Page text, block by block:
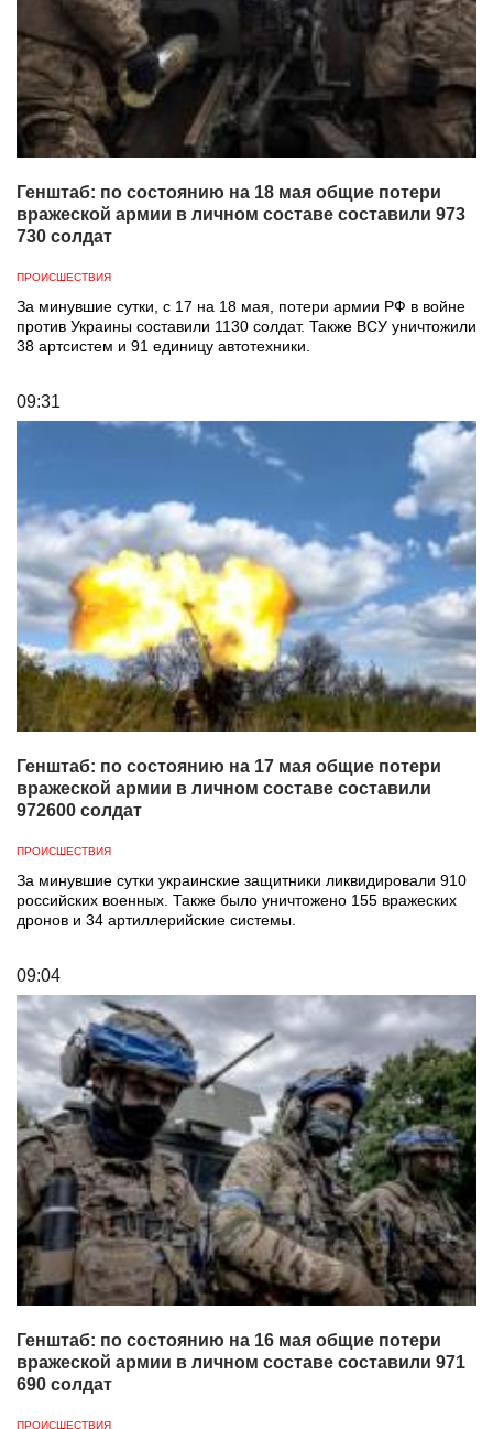
Генштаб: по состоянию на 18 мая общие потери
вражеской армии в личном составе составили 973
730 солдат
ПРОИСШЕСТВИЯ
За минувшие сутки, с 17 на 18 мая, потери армии РФ в войне
против Украины составили 1130 солдат. Также ВСУ уничтожили
38 артсистем и 91 единицу автотехники.
09:31
Генштаб: по состоянию на 17 мая общие потери
вражеской армии в личном составе составили
972600 солдат
ПРОИСШЕСТВИЯ
За минувшие сутки украинские защитники ликвидировали 910
российских военных. Также было уничтожено 155 вражеских
дронов и 34 артиллерийские системы.
09:04
Генштаб: по состоянию на 16 мая общие потери
вражеской армии в личном составе составили 971
690 солдат
ПРОИСШЕСТВИЯ